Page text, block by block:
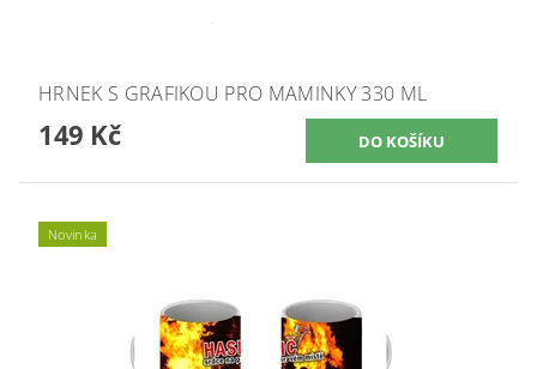
HRNEK S GRAFIKOU PRO MAMINKY 330 ML
149 Kč
Novinka